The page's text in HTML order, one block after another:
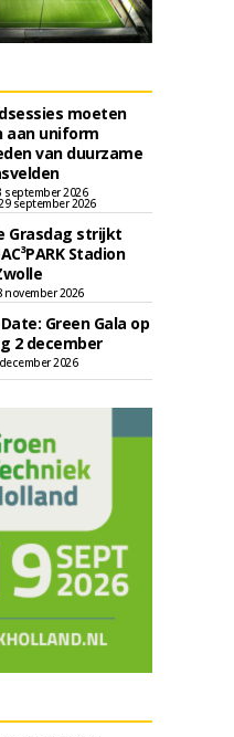
moeten
aan uniform
van duurzame
2026
september 2026
Grasdag strijkt
Stadion
2026
Green Gala op
2 december
2026